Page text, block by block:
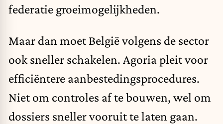
federatie groeimogelijkheden.
Maar dan moet België volgens de sector
ook sneller schakelen. Agoria pleit voor
efficiëntere aanbestedingsprocedures.
Niet om controles af te bouwen, wel om
dossiers sneller vooruit te laten gaan.